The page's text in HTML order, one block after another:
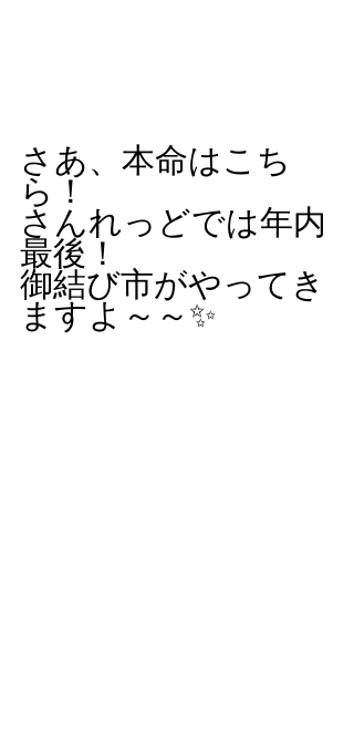
さあ、本命はこち
ら！
さんれっどでは年内
最後！
御結び市がやってき
ますよ～～✨